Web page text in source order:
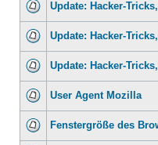
Update: Hacker-
Update: Hacker-
Update: Hacker-
User Agent Mozilla
Fenstergröße des